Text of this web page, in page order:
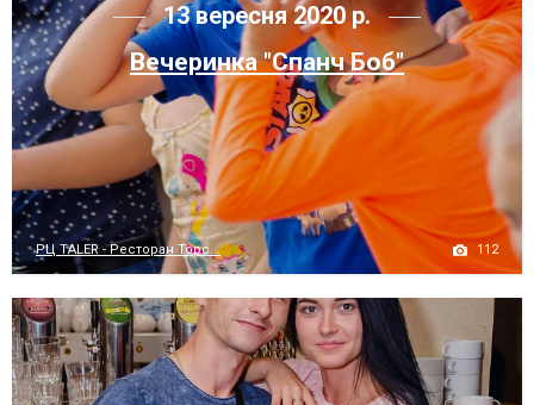
13 вересня 2020 р.
Вечеринка "Спанч Боб"
РЦ TALER - Ресторан Торс... 112